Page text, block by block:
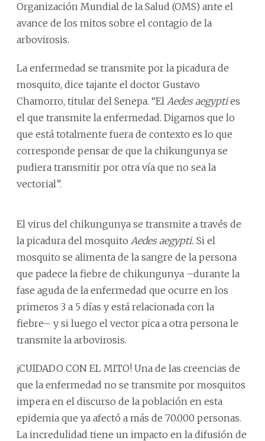
Organización Mundial de la Salud (OMS) ante el
avance de los mitos sobre el contagio de la
arbovirosis.
La enfermedad se transmite por la picadura de
mosquito, dice tajante el doctor Gustavo
Chamorro, titular del Senepa. “El Aedes aegypties
el que transmite la enfermedad. Digamos que lo
que está totalmente fuera de contexto es lo que
corresponde pensar de que la chikungunya se
pudiera transmitir por otra vía que no sea la
vectorial”.
El virus del chikungunya se transmite a través de
la picadura del mosquito Aedes aegypti. Si el
mosquito se alimenta de la sangre de la persona
que padece la fiebre de chikungunya –durante la
fase aguda de la enfermedad que ocurre en los
primeros 3 a 5 días y está relacionada con la
fiebre– y si luego el vector pica a otra persona le
transmite la arbovirosis.
¡CUIDADO CON EL MITO! Una de las creencias de
que la enfermedad no se transmite por mosquitos
impera en el discurso de la población en esta
epidemia que ya afectó a más de 70.000 personas.
La incredulidad tiene un impacto en la difusión de